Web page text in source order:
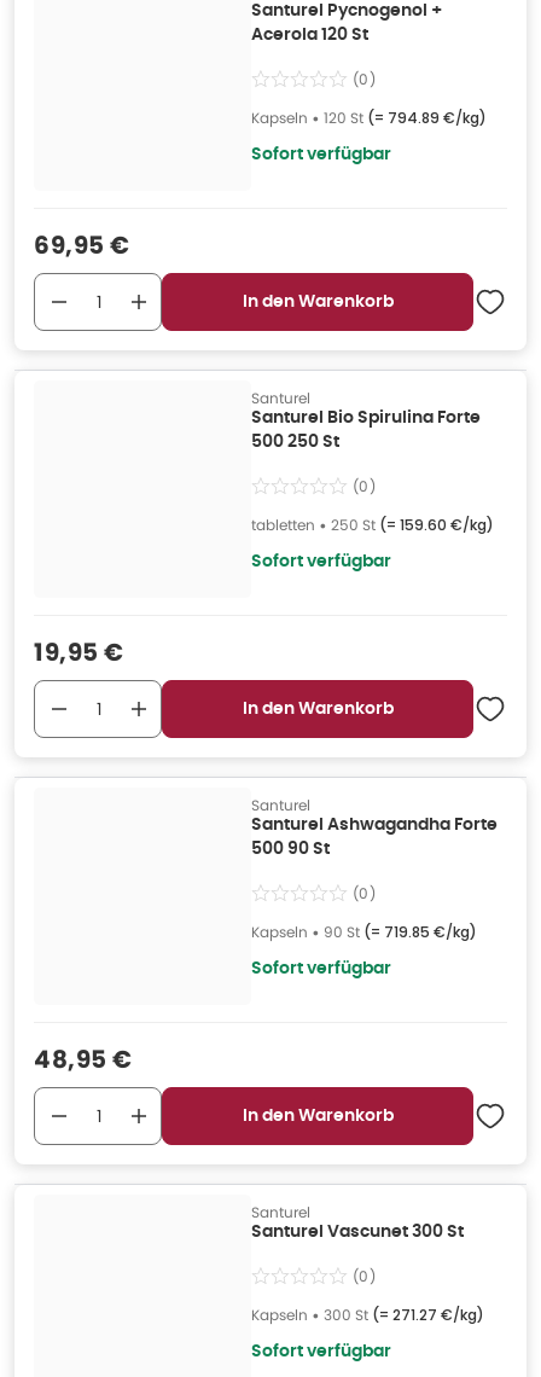
Santurel Pycnogenol +
Acerola 120 St
(0)
Kapseln • 120 St (= 794.89 €/kg)
Sofort verfügbar
Verkaufspreis
69,95 €
In den Warenkorb
Santurel
Santurel Bio Spirulina Forte
500 250 St
(0)
tabletten • 250 St (= 159.60 €/kg)
Sofort verfügbar
Verkaufspreis
19,95 €
In den Warenkorb
Santurel
Santurel Ashwagandha Forte
500 90 St
(0)
Kapseln • 90 St (= 719.85 €/kg)
Sofort verfügbar
Verkaufspreis
48,95 €
In den Warenkorb
Santurel
Santurel Vascunet 300 St
(0)
Kapseln • 300 St (= 271.27 €/kg)
Sofort verfügbar